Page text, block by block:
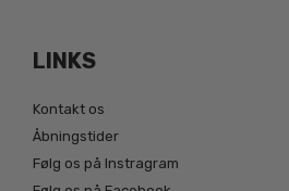
LINKS
Kontakt os
Åbningstider
Følg os på Instragram